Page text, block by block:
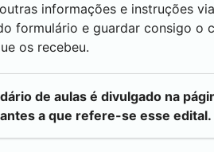
informações e instruções
formulário e guardar consigo o
os recebeu.
de aulas é divulgado na
a que refere-se esse edital.